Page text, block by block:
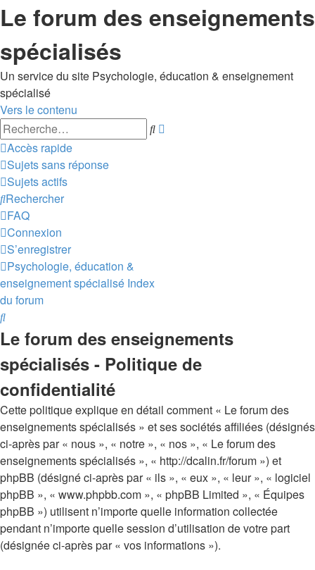
Le forum des enseignements
spécialisés
Un service du site Psychologie, éducation & enseignement
spécialisé
Vers le contenu
Rechercher
Accès rapide
Sujets sans réponse
Sujets actifs
Rechercher
FAQ
Connexion
S’enregistrer
Psychologie, éducation &
enseignement spécialisé Index
du forum
Rechercher
Le forum des enseignements
spécialisés - Politique de
confidentialité
Cette politique explique en détail comment « Le forum des
enseignements spécialisés » et ses sociétés affiliées (désignés
ci-après par « nous », « notre », « nos », « Le forum des
enseignements spécialisés », « http://dcalin.fr/forum ») et
phpBB (désigné ci-après par « ils », « eux », « leur », « logiciel
phpBB », « www.phpbb.com », « phpBB Limited », « Équipes
phpBB ») utilisent n’importe quelle information collectée
pendant n’importe quelle session d’utilisation de votre part
(désignée ci-après par « vos informations »).